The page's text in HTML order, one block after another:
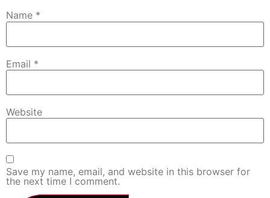
Name *
Email *
Website
Save my name, email, and website in this browser for
the next time I comment.